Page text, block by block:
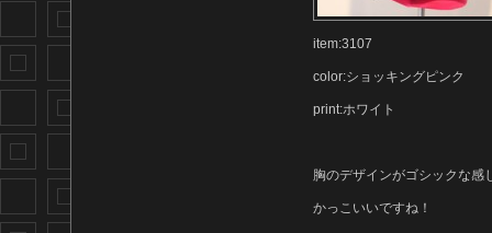
item:3107
color:ショッキングピンク
print:ホワイト
胸のデザインがゴシックな感
かっこいいですね！